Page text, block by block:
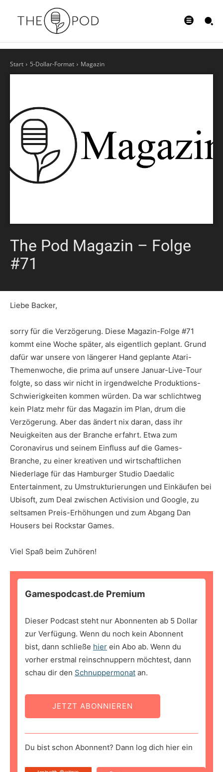
Start 5-Dollar-Format Magazin
The Pod Magazin – Folge
#71
Liebe Backer,
sorry für die Verzögerung. Diese Magazin-Folge #71
kommt eine Woche später, als eigentlich geplant. Grund
dafür war unsere von längerer Hand geplante Atari-
Themenwoche, die prima auf unsere Januar-Live-Tour
folgte, so dass wir nicht in irgendwelche Produktions-
Schwierigkeiten kommen würden. Da war schlichtweg
kein Platz mehr für das Magazin im Plan, drum die
Verzögerung. Aber das ändert nix daran, dass ihr
Neuigkeiten aus der Branche erfahrt. Etwa zum
Coronavirus und seinem Einfluss auf die Games-
Branche, zu einer kreativen und wirtschaftlichen
Niederlage für das Hamburger Studio Daedalic
Entertainment, zu Umstrukturierungen und Einkäufen bei
Ubisoft, zum Deal zwischen Activision und Google, zu
seltsamen Preis-Erhöhungen und zum Abgang Dan
Housers bei Rockstar Games.
Viel Spaß beim Zuhören!
Gamespodcast.de Premium
Dieser Podcast steht nur Abonnenten ab 5 Dollar
zur Verfügung. Wenn du noch kein Abonnent
bist, dann schließe hier ein Abo ab. Wenn du
vorher erstmal reinschnuppern möchtest, dann
schau dir den Schnuppermonat an.
JETZT ABONNIEREN
Du bist schon Abonnent? Dann log dich hier ein